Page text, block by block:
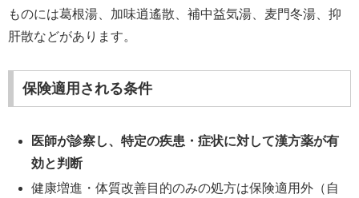
ものには葛根湯、加味逍遙散、補中益気湯、麦門冬湯、抑
肝散などがあります。
保険適用される条件
医師が診察し、特定の疾患・症状に対して漢方薬が有
効と判断
健康増進・体質改善目的のみの処方は保険適用外（自